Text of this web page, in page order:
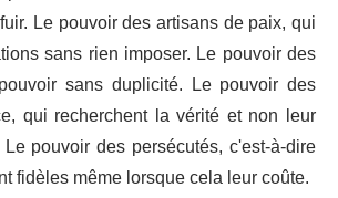
Le pouvoir des artisans de paix, qui
sans rien imposer. Le pouvoir des
sans duplicité. Le pouvoir des
qui recherchent la vérité et non leur
pouvoir des persécutés, c'est-à-dire
fidèles même lorsque cela leur coûte.